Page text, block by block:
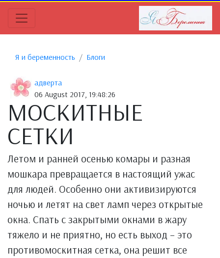
Я и беременность Блоги
адверта
06 August 2017, 19:48:26
МОСКИТНЫЕ
СЕТКИ
Летом и ранней осенью комары и разная
мошкара превращается в настоящий ужас
для людей. Особенно они активизируются
ночью и летят на свет ламп через открытые
окна. Спать с закрытыми окнами в жару
тяжело и не приятно, но есть выход – это
противомоскитная сетка, она решит все